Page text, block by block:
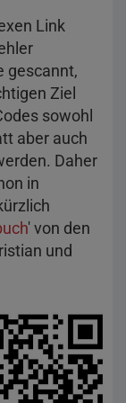
Link
gescannt,
Ziel
sowohl
aber auch
Daher
in
' von den
und